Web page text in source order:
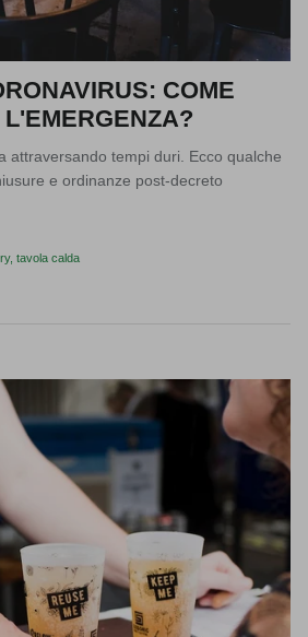
COME
attraversando tempi duri. Ecco qualche
e ordinanze post-decreto
tavola calda